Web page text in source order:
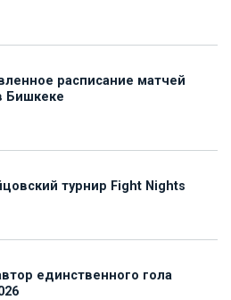
расписание матчей
Бишкеке
турнир Fight Nights
единственного гола